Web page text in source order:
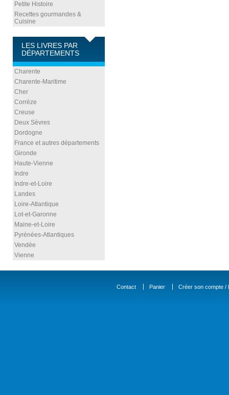
Petite Histoire
Recettes gourmandes &
Cuisine
LES LIVRES PAR
DÉPARTEMENTS
Charente
Charente-Maritime
Cher
Corrèze
Creuse
Deux Sèvres
Dordogne
France et autres départements
Gironde
Haute-Vienne
Indre
Indre-et-Loire
Landes
Loire-Atlantique
Lot-et-Garonne
Maine-et-Loire
Pyrénées-Atlantiques
Vendée
Vienne
Contact Panier Créer son compte /